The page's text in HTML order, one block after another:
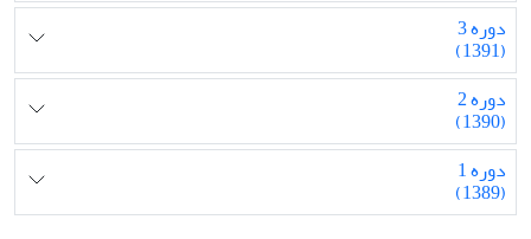
دوره 3
(1391)
دوره 2
(1390)
دوره 1
(1389)